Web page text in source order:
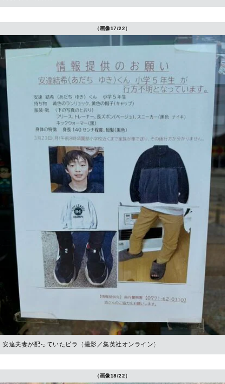
（画像17/22）
安達夫妻が配っていたビラ（撮影／集英社オンライン）
（画像18/22）